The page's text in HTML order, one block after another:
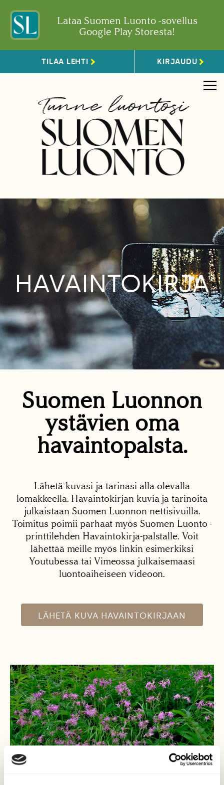
Lataa Suomen Luonto -sovellus
Google Play Storesta!
TILAA LEHTI KIRJAUDU
HAVAINTOKIRJA
Suomen Luonnon
ystävien oma
havaintopalsta.
Lähetä kuvasi ja tarinasi alla olevalla
lomakkeella. Havaintokirjan kuvia ja tarinoita
julkaistaan Suomen Luonnon nettisivuilla.
Toimitus poimii parhaat myös Suomen Luonto -
printtilehden Havaintokirja-palstalle. Voit
lähettää meille myös linkin esimerkiksi
Youtubessa tai Vimeossa julkaisemaasi
luontoaiheiseen videoon.
LÄHETÄ KUVA HAVAINTOKIRJAAN